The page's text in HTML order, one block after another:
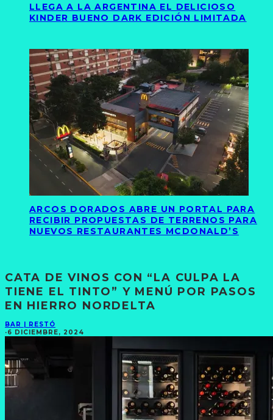
LLEGA A LA ARGENTINA EL DELICIOSO
KINDER BUENO DARK EDICIÓN LIMITADA
ARCOS DORADOS ABRE UN PORTAL PARA
RECIBIR PROPUESTAS DE TERRENOS PARA
NUEVOS RESTAURANTES MCDONALD’S
CATA DE VINOS CON “LA CULPA LA
TIENE EL TINTO” Y MENÚ POR PASOS
EN HIERRO NORDELTA
BAR | RESTÓ
·6 DICIEMBRE, 2024